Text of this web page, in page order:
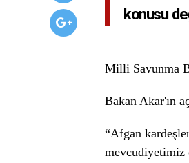
konusu
Milli Savunma
Bakan Akar'ın
“Afgan
mevcudiyetimiz